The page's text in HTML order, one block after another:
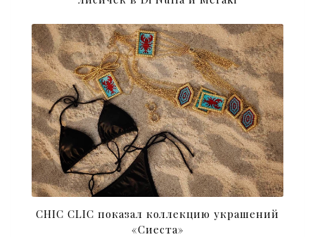
CHIC CLIC показал коллекцию украшений
«Сиеста»